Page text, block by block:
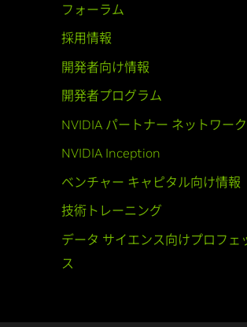
フォーラム
採用情報
開発者向け情報
開発者プログラム
NVIDIA パートナー ネットワーク
NVIDIA Inception
ベンチャー キャピタル向け情報
技術トレーニング
データ サイエンス向けプロフェ
ス